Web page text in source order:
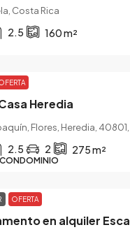
Costa Rica
2.5 160m²
Heredia
Flores, Heredia,
2.5 2 275m²
OFERTA
en alquiler